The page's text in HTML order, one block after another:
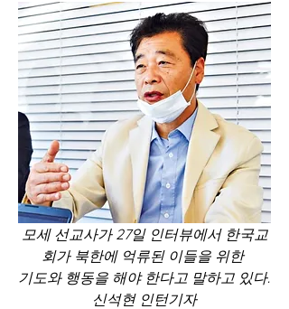
모세 선교사가 27일 인터뷰에서 한국교
회가 북한에 억류된 이들을 위한
기도와 행동을 해야 한다고 말하고 있다.
신석현 인턴기자